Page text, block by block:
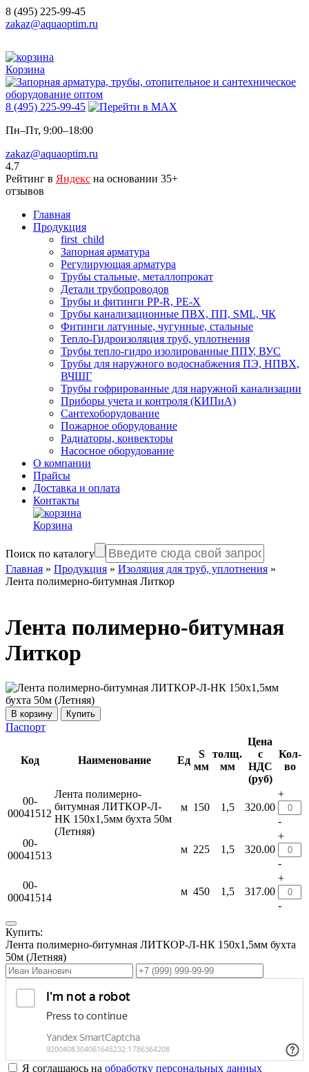
8 (495) 225-99-45
zakaz@aquaoptim.ru
Корзина
8 (495) 225-99-45
Пн–Пт, 9:00–18:00
zakaz@aquaoptim.ru
4.7
Рейтинг в Яндекс на основании 35+
отзывов
Главная
Продукция
first_child
Запорная арматура
Регулирующая арматура
Трубы стальные, металлопрокат
Детали трубопроводов
Трубы и фитинги PP-R, PE-X
Трубы канализационные ПВХ, ПП, SML, ЧК
Фитинги латунные, чугунные, стальные
Тепло-Гидроизоляция труб, уплотнения
Трубы тепло-гидро изолированные ППУ, ВУС
Трубы для наружного водоснабжения ПЭ, НПВХ,
ВЧШГ
Трубы гофрированные для наружной канализации
Приборы учета и контроля (КИПиА)
Сантехоборудование
Пожарное оборудование
Радиаторы, конвекторы
Насосное оборудование
О компании
Прайсы
Доставка и оплата
Контакты
Корзина
Поиск по каталогу
Главная » Продукция » Изоляция для труб, уплотнения »
Лента полимерно-битумная Литкор
Лента полимерно-битумная
Литкор
Купить
Паспорт
Код Наименование Ед
S
мм
толщ.
мм
Цена
с
НДС
(руб)
Кол-
во
00-
00041512
Лента полимерно-
битумная ЛИТКОР-Л-
НК 150х1,5мм бухта 50м
(Летняя)
м 150 1,5 320.00
+
-
00-
00041513
м 225 1,5 320.00
+
-
00-
00041514
м 450 1,5 317.00
+
-
Купить:
Лента полимерно-битумная ЛИТКОР-Л-НК 150х1,5мм бухта
50м (Летняя)
Я соглашаюсь на обработку персональных данных